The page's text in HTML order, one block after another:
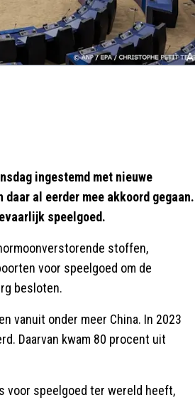
ingestemd met nieuwe
al eerder mee akkoord gegaan.
speelgoed.
stoffen,
voor speelgoed om de
besloten.
vanuit onder meer China. In 2023
Daarvan kwam 80 procent uit
voor speelgoed ter wereld heeft,